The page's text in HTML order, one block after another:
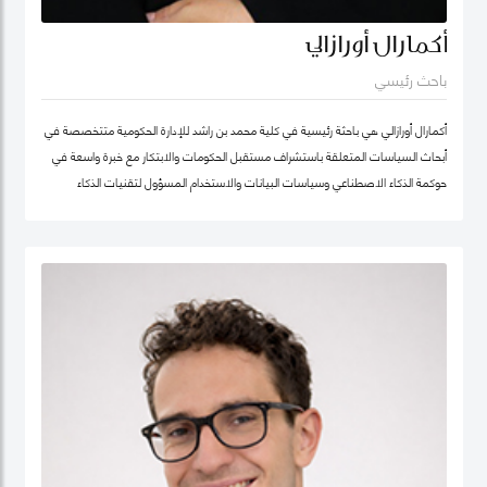
أكمارال أورازالي
باحث رئيسي
أكمارال أورازالي هي باحثة رئيسية في كلية محمد بن راشد للإدارة الحكومية متتخصصة في
أبحاث السياسات المتعلقة باستشراف مستقبل الحكومات والابتكار مع خبرة واسعة في
حوكمة الذكاء الاصطناعي وسياسات البيانات والاستخدام المسؤول لتقنيات الذكاء
وسياسات البيانات مع اهتمام خاص بتطوير أطر عملية تدعم الابتكار في القطاع العام
التطبيقية، مستندة إلى تجربة مهنية غنية في التحول الرقمي للقطاع الحكومي.